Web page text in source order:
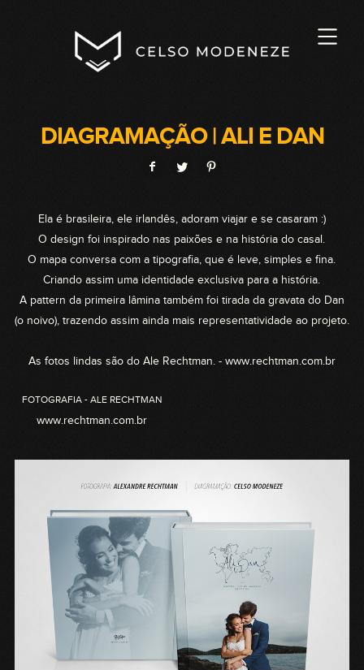
DIAGRAMAÇÃO | ALI E DAN
Ela é brasileira, ele irlandês, adoram viajar e se casaram :)
O design foi inspirado nas paixões e na história do casal.
O mapa conversa com a tipografia, que é leve, simples e fina.
Criando assim uma identidade exclusiva para a história.
A pattern da primeira lâmina também foi tirada da gravata do Dan
(o noivo), trazendo assim ainda mais representatividade ao projeto.
As fotos lindas são do Ale Rechtman. - www.rechtman.com.br
FOTOGRAFIA - ALE RECHTMAN
www.rechtman.com.br